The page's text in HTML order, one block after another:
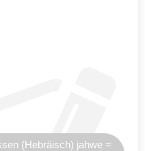
(Hebräisch) jahwe =